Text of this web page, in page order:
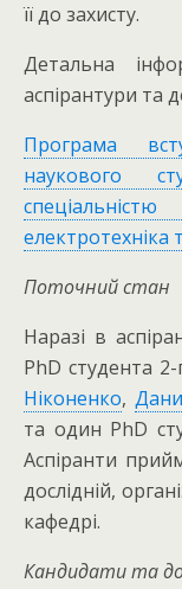
її до захисту.
Детальна
аспірантури та
Програма
наукового
електротехніка
Поточний стан
Наразі в
PhD студента 2-
Ніконенко,
та один PhD
Аспіранти
дослідній,
кафедрі.
Кандидати та